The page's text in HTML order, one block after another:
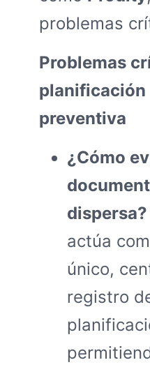
problemas
Problemas
planificación
preventiva
¿Cómo
dispersa?
actúa
único,
registro